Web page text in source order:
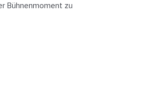
Bühnenmoment zu